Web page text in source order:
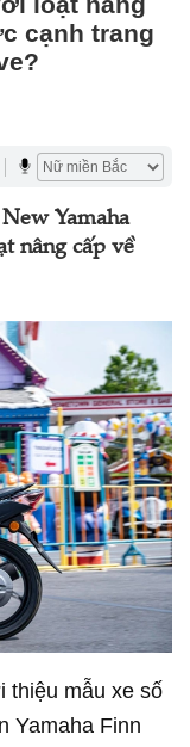
cạnh trang
Yamaha
nâng cấp về
thiệu mẫu xe số
Yamaha Finn